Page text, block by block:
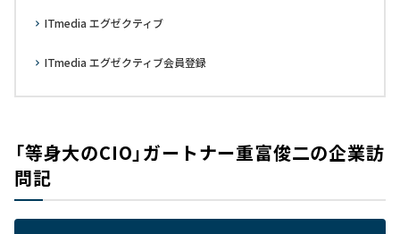
ITmedia エグゼクティブ
ITmedia エグゼクティブ会員登録
「等身大のCIO」ガートナー重富俊二の企業訪
問記